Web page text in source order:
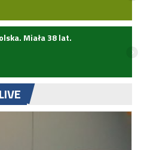
Miała 38 lat.